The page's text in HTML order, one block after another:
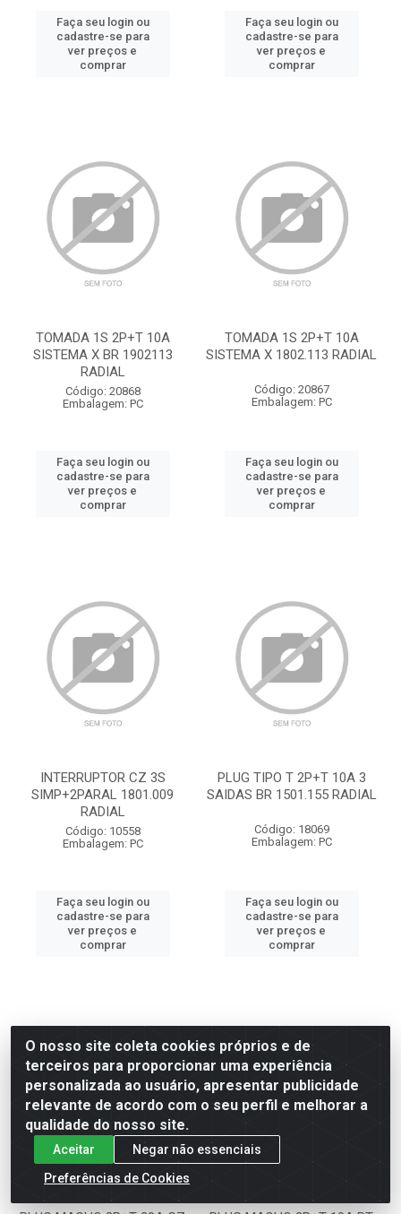
Faça seu login ou
cadastre-se para
ver preços e
comprar
Faça seu login ou
cadastre-se para
ver preços e
comprar
TOMADA 1S 2P+T 10A
SISTEMA X BR 1902113
RADIAL
Código: 20868
Embalagem: PC
Faça seu login ou
cadastre-se para
ver preços e
comprar
TOMADA 1S 2P+T 10A
SISTEMA X 1802.113 RADIAL
Código: 20867
Embalagem: PC
Faça seu login ou
cadastre-se para
ver preços e
comprar
INTERRUPTOR CZ 3S
SIMP+2PARAL 1801.009
RADIAL
Código: 10558
Embalagem: PC
Faça seu login ou
cadastre-se para
ver preços e
comprar
PLUG TIPO T 2P+T 10A 3
SAIDAS BR 1501.155 RADIAL
Código: 18069
Embalagem: PC
Faça seu login ou
cadastre-se para
ver preços e
comprar
O nosso site coleta cookies próprios e de
terceiros para proporcionar uma experiência
personalizada ao usuário, apresentar publicidade
relevante de acordo com o seu perfil e melhorar a
qualidade do nosso site.
Aceitar
Negar não essenciais
Preferências de Cookies